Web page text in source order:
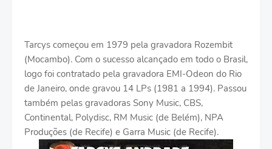
Tarcys começou em 1979 pela gravadora Rozembit
(Mocambo). Com o sucesso alcançado em todo o Brasil,
logo foi contratado pela gravadora EMI-Odeon do Rio
de Janeiro, onde gravou 14 LPs (1981 a 1994). Passou
também pelas gravadoras Sony Music, CBS,
Continental, Polydisc, RM Music (de Belém), NPA
Produções (de Recife) e Garra Music (de Recife).